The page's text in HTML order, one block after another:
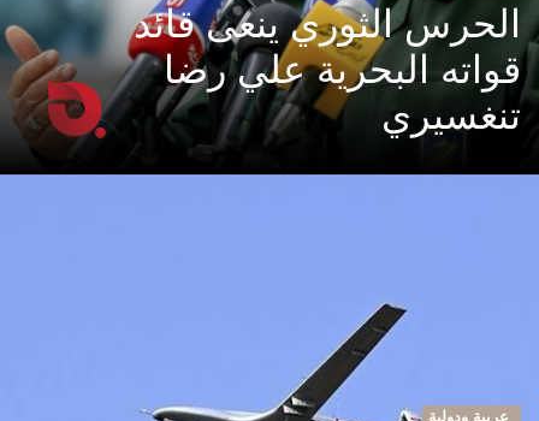
الحرس الثوري ينعى قائد
قواته البحرية علي رضا
تنغسيري
عربية ودولية